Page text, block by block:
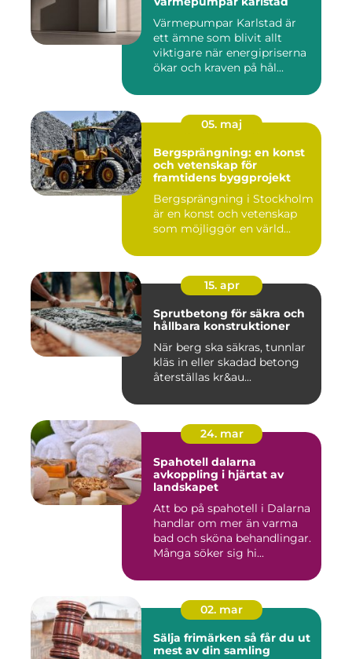
Värmepumpar Karlstad är
ett ämne som blivit allt
viktigare när energipriserna
ökar och kraven på hål...
05. maj
Bergsprängning: en konst
och vetenskap för
framtidens byggprojekt
Bergsprängning i Stockholm
är en konst och vetenskap
som möjliggör en värld...
15. apr
Sprutbetong för säkra och
hållbara konstruktioner
När berg ska säkras, tunnlar
kläs in eller skadad betong
återställas kr&au...
24. mar
Spahotell dalarna
avkoppling i hjärtat av
landskapet
Att bo på spahotell i Dalarna
handlar om mer än varma
bad och sköna behandlingar.
Många söker sig hi...
02. mar
Sälja frimärken så får du ut
mest av din samling